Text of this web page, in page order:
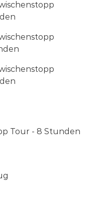
Tour - 8 Stunden